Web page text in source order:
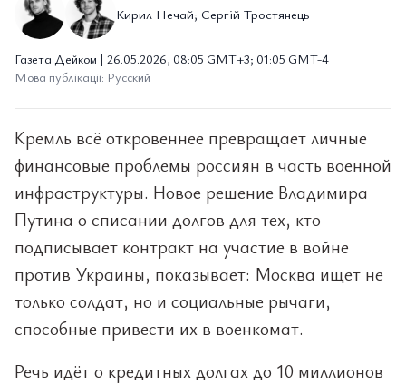
Кирил Нечай; Сергій Тростянець
Газета Дейком | 26.05.2026, 08:05 GMT+3; 01:05 GMT-4
Мова публікації: Русский
Кремль всё откровеннее превращает личные
финансовые проблемы россиян в часть военной
инфраструктуры. Новое решение Владимира
Путина о списании долгов для тех, кто
подписывает контракт на участие в войне
против Украины, показывает: Москва ищет не
только солдат, но и социальные рычаги,
способные привести их в военкомат.
Речь идёт о кредитных долгах до 10 миллионов